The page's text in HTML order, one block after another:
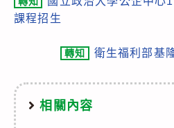
more
課程招生
轉知 衛生福利部基
相關內容